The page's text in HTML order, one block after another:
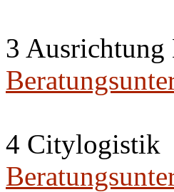
3 Ausrichtung
4 Citylogistik